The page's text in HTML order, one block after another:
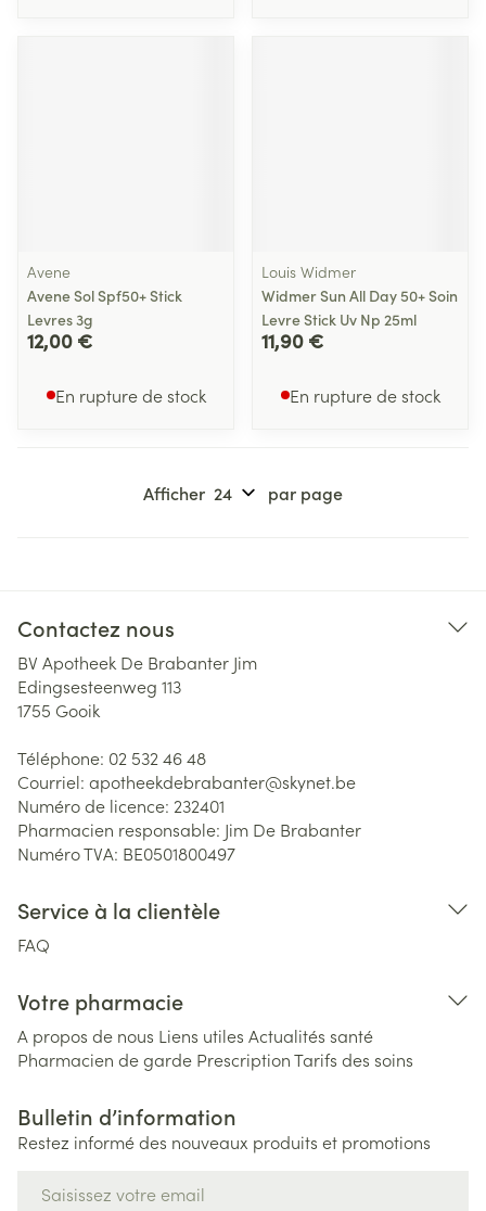
Avene
Avene Sol Spf50+ Stick
Levres 3g
12,00 €
En rupture de stock
Louis Widmer
Widmer Sun All Day 50+ Soin
Levre Stick Uv Np 25ml
11,90 €
En rupture de stock
Afficher par page
Contactez nous
BV Apotheek De Brabanter Jim
Edingsesteenweg 113
1755 Gooik
Téléphone: 02 532 46 48
Courriel: apotheekdebrabanter@skynet.be
Numéro de licence: 232401
Pharmacien responsable: Jim De Brabanter
Numéro TVA: BE0501800497
Service à la clientèle
FAQ
Votre pharmacie
A propos de nous Liens utiles Actualités santé
Pharmacien de garde PrescriptionTarifs des soins
Bulletin d’information
Restez informé des nouveaux produits et promotions